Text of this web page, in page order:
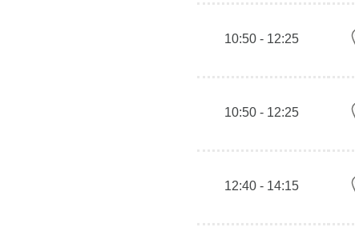
10:50 - 12:25
10:50 - 12:25
12:40 - 14:15